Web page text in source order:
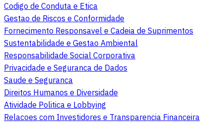
Codigo de Conduta e Etica
Gestao de Riscos e Conformidade
Fornecimento Responsavel e Cadeia de Suprimentos
Sustentabilidade e Gestao Ambiental
Responsabilidade Social Corporativa
Privacidade e Seguranca de Dados
Saude e Seguranca
Direitos Humanos e Diversidade
Atividade Politica e Lobbying
Relacoes com Investidores e Transparencia Financeira